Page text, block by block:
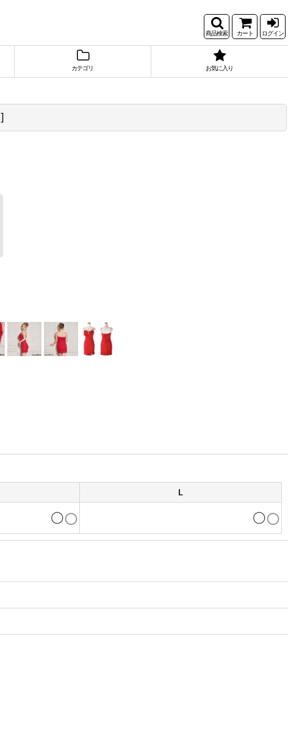
商品検索 カート ログイン
カテゴリ お気に入り
]
L
◯ ◯